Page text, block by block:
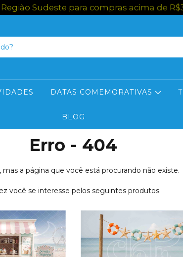
Região Sudeste para compras acima de
DATAS COMEMORATIVAS
BLOG
Erro - 404
mas a página que você está procurando não existe.
você se interesse pelos seguintes produtos.